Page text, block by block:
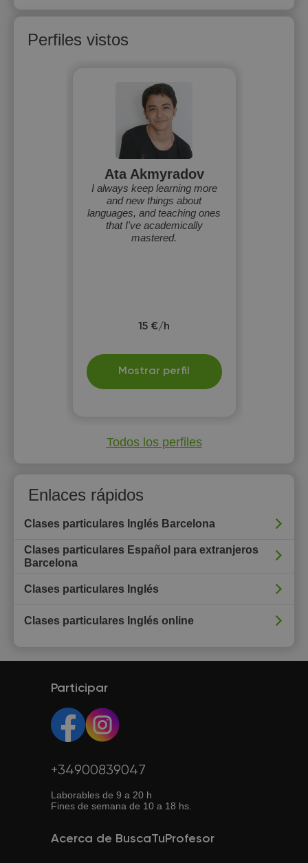
Perfiles vistos
Ata Akmyradov
I always keep learning more
and new things about
languages, and teaching ones
that I've academically
mastered.
15 €/h
Mostrar perfil
Todos los perfiles
Enlaces rápidos
Clases particulares Inglés Barcelona
Clases particulares Español para extranjeros
Barcelona
Clases particulares Inglés
Clases particulares Inglés online
Participar
+34900839047
Laborables de 9 a 20 h
Fines de semana de 10 a 18 hs.
Acerca de BuscaTuProfesor